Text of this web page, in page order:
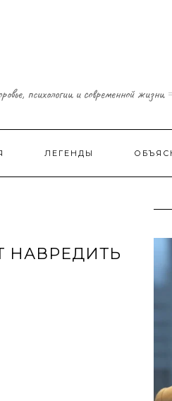
психологии и современной жизни
ЛЕГЕНДЫ
НАВРЕДИТЬ